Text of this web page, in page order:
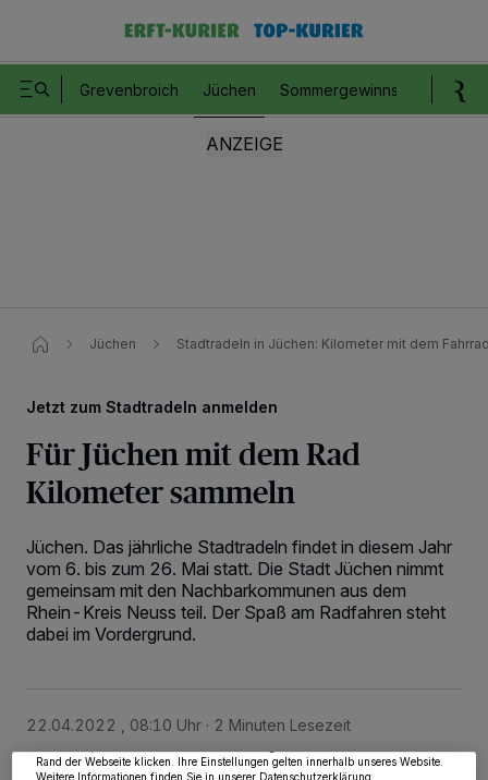
Grevenbroich Jüchen Sommergewinnspiel
Jüchen Stadtradeln in Jüchen: Kilometer mit dem
Jetzt zum Stadtradeln anmelden
Für Jüchen mit dem Rad
Kilometer sammeln
Jüchen. Das jährliche Stadtradeln findet in diesem Jahr
vom 6. bis zum 26. Mai statt. Die Stadt Jüchen nimmt
gemeinsam mit den Nachbarkommunen aus dem
Rhein-Kreis Neuss teil. Der Spaß am Radfahren steht
dabei im Vordergrund.
22.04.2022 , 08:10 Uhr 2 Minuten Lesezeit
Wir und unsere218-Partner speichern und greifen auf personenbezogene Daten
möglicherweise nicht mehr so relevant für Sie. Sie können dieses Menü jederzeit
wieder aufrufen, um Ihre Einstellungen zu ändern oder Ihre Einwilligung zu
Rand der Webseite klicken. Ihre Einstellungen gelten innerhalb unseres Website.